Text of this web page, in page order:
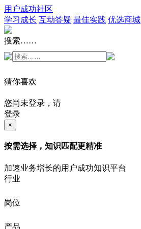
用户成功社区
学习成长 互动答疑 最佳实践 优选商城
搜索……
猜你喜欢
您尚未登录，请
登录
×
按需选择，知识匹配更精准
加速业务增长的用户成功知识平台
行业
岗位
产品